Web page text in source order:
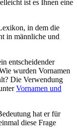
ist es Ihnen eine
in dem die
in männliche und
entscheidender
wurden Vornamen
Die Verwendung
Vornamen und
hat er für
diese Frage